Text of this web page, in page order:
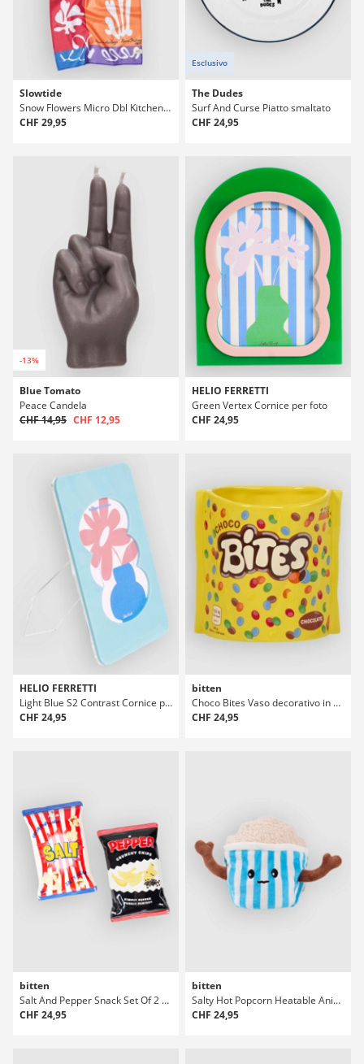
Slowtide
Snow Flowers Micro Dbl Kitchen Asciugamano
CHF 29,95
Esclusivo
The Dudes
Surf And Curse Piatto smaltato
CHF 24,95
-13%
Blue Tomato
Peace Candela
CHF 14,95 CHF 12,95
HELIO FERRETTI
Green Vertex Cornice per foto
CHF 24,95
HELIO FERRETTI
Light Blue S2 Contrast Cornice per foto
CHF 24,95
bitten
Choco Bites Vaso decorativo in ceramica
CHF 24,95
bitten
Salt And Pepper Snack Set Of 2 Sac à poche per ceramica
CHF 24,95
bitten
Salty Hot Popcorn Heatable Animal Cuscino
CHF 24,95